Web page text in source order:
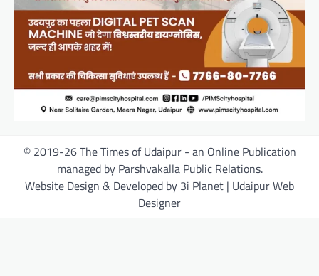
© 2019-26 The Times of Udaipur - an Online Publication
managed by Parshvakalla Public Relations.
Website Design & Developed by 3i Planet | Udaipur Web
Designer